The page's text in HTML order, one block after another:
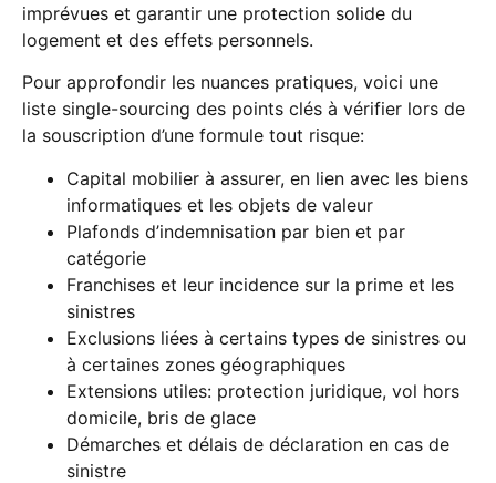
imprévues et garantir une protection solide du
logement et des effets personnels.
Pour approfondir les nuances pratiques, voici une
liste single-sourcing des points clés à vérifier lors de
la souscription d’une formule tout risque:
Capital mobilier à assurer, en lien avec les biens
informatiques et les objets de valeur
Plafonds d’indemnisation par bien et par
catégorie
Franchises et leur incidence sur la prime et les
sinistres
Exclusions liées à certains types de sinistres ou
à certaines zones géographiques
Extensions utiles: protection juridique, vol hors
domicile, bris de glace
Démarches et délais de déclaration en cas de
sinistre